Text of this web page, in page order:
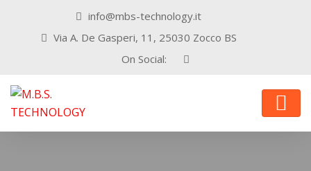
info@mbs-technology.it
Via A. De Gasperi, 11, 25030 Zocco BS
On Social: